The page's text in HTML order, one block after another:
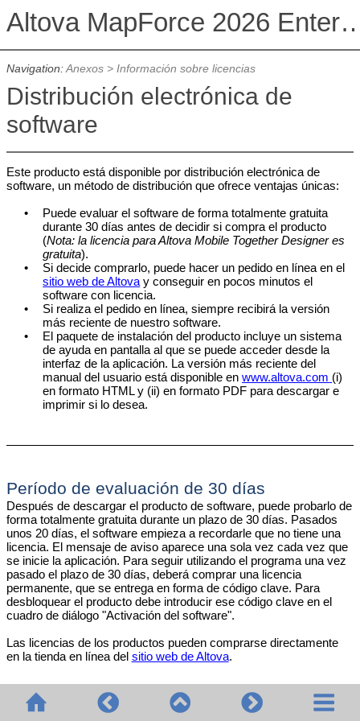
Altova MapForce 2026
Navigation:Anexos> Información sobre licencias
Distribución electrónica de
software
Este producto está disponible por distribución electrónica de
software, un método de distribución que ofrece ventajas únicas:
•
Puede evaluar el software de forma totalmente gratuita
durante 30 días antes de decidir si compra el producto
(Nota: la licencia para Altova Mobile Together Designer es
gratuita).
•
Si decide comprarlo, puede hacer un pedido en línea en el
sitio web de Altova y conseguir en pocos minutos el
software con licencia.
•
Si realiza el pedido en línea, siempre recibirá la versión
más reciente de nuestro software.
•
El paquete de instalación del producto incluye un sistema
de ayuda en pantalla al que se puede acceder desde la
interfaz de la aplicación. La versión más reciente del
manual del usuario está disponible enwww.altova.com (i)
en formato HTML y (ii) en formato PDF para descargar e
imprimir si lo desea.
Período de evaluación de 30 días
Después de descargar el producto de software, puede probarlo de
forma totalmente gratuita durante un plazo de 30 días. Pasados
unos 20 días, el software empieza a recordarle que no tiene una
licencia. El mensaje de aviso aparece una sola vez cada vez que
se inicie la aplicación. Para seguir utilizando el programa una vez
pasado el plazo de 30 días, deberá comprar una licencia
permanente, que se entrega en forma de código clave. Para
desbloquear el producto debe introducir ese código clave en el
cuadro de diálogo "Activación del software".
Las licencias de los productos pueden comprarse directamente
en la tienda en línea del sitio web de Altova.